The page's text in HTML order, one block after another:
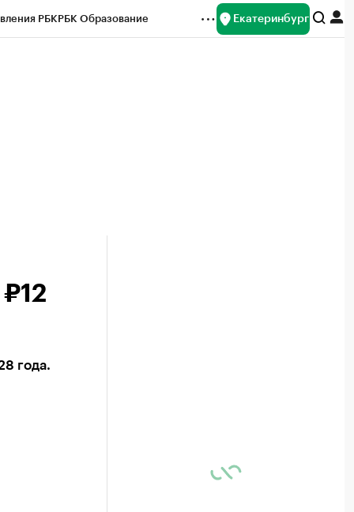
РБКРБК Образование Екатеринбург
года.